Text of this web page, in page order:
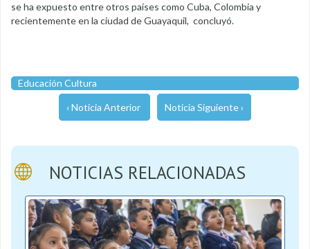
se ha expuesto entre otros países como Cuba, Colombia y
recientemente en la ciudad de Guayaquil, concluyó.
Educación Cultura
‹ Noticia Anterior Noticia Siguiente ›
NOTICIAS RELACIONADAS